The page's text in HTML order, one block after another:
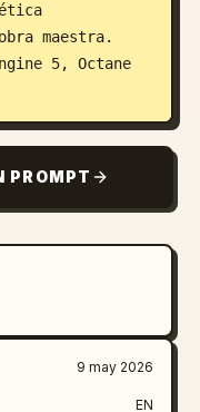
maestra.
5, Octane
PROMPT
9 may 2026
EN